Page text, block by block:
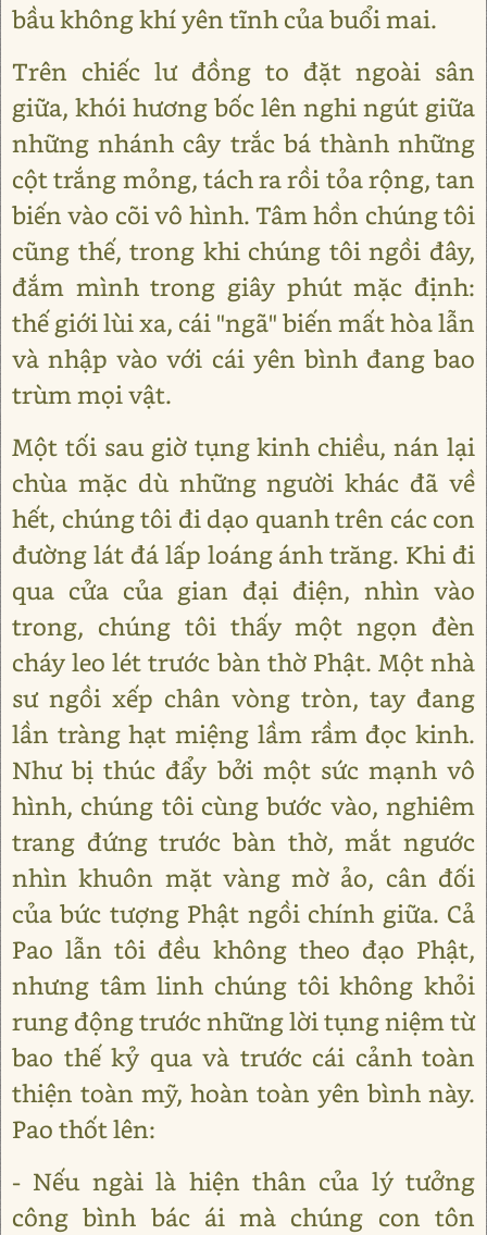
bầu không khí yên tĩnh của buổi mai.
Trên chiếc lư đồng to đặt ngoài sân
giữa, khói hương bốc lên nghi ngút giữa
những nhánh cây trắc bá thành những
cột trắng mỏng, tách ra rồi tỏa rộng, tan
biến vào cõi vô hình. Tâm hồn chúng tôi
cũng thế, trong khi chúng tôi ngồi đây,
đắm mình trong giây phút mặc định:
thế giới lùi xa, cái "ngã" biến mất hòa lẫn
và nhập vào với cái yên bình đang bao
trùm mọi vật.
Một tối sau giờ tụng kinh chiều, nán lại
chùa mặc dù những người khác đã về
hết, chúng tôi đi dạo quanh trên các con
đường lát đá lấp loáng ánh trăng. Khi đi
qua cửa của gian đại điện, nhìn vào
trong, chúng tôi thấy một ngọn đèn
cháy leo lét trước bàn thờ Phật. Một nhà
sư ngồi xếp chân vòng tròn, tay đang
lần tràng hạt miệng lầm rầm đọc kinh.
Như bị thúc đẩy bởi một sức mạnh vô
hình, chúng tôi cùng bước vào, nghiêm
trang đứng trước bàn thờ, mắt ngước
nhìn khuôn mặt vàng mờ ảo, cân đối
của bức tượng Phật ngồi chính giữa. Cả
Pao lẫn tôi đều không theo đạo Phật,
nhưng tâm linh chúng tôi không khỏi
rung động trước những lời tụng niệm từ
bao thế kỷ qua và trước cái cảnh toàn
thiện toàn mỹ, hoàn toàn yên bình này.
Pao thốt lên:
- Nếu ngài là hiện thân của lý tưởng
công bình bác ái mà chúng con tôn